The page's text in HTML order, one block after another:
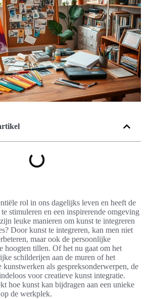
rol in ons dagelijks leven en heeft de
stimuleren en een inspirerende omgeving
leuke manieren om kunst te integreren
Door kunst te integreren, kan men niet
maar ook de persoonlijke
hoogten tillen. Of het nu gaat om het
schilderijen aan de muren of het
kunstwerken als gespreksonderwerpen, de
voor creatieve kunst integratie.
hoe kunst kan bijdragen aan een unieke
de werkplek.